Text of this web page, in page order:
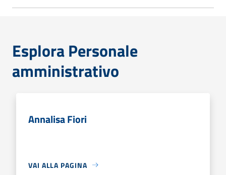
Esplora Personale
amministrativo
Annalisa Fiori
VAI ALLA PAGINA